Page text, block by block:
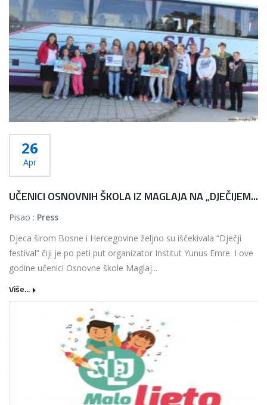
26
Apr
UČENICI OSNOVNIH ŠKOLA IZ MAGLAJA NA „DJEČIJEM...
Pisao : Press
Djeca širom Bosne i Hercegovine željno su iščekivala “Dječji
festival” čiji je po peti put organizator Institut Yunus Emre. I ove
godine učenici Osnovne škole Maglaj...
Više...